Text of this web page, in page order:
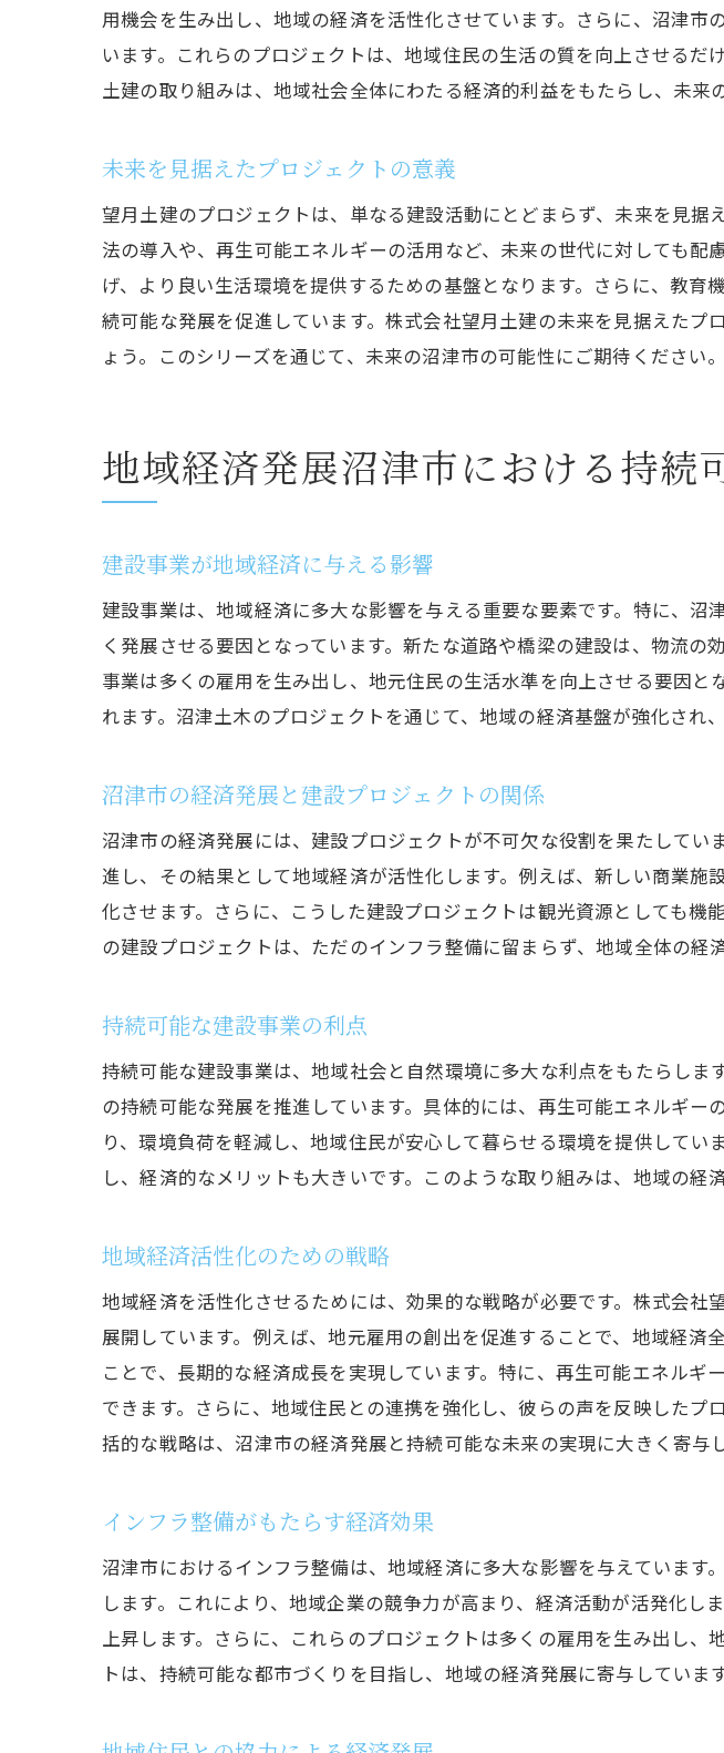
持続可能な都市づくりへの貢
未来を見据えたインフラ整備
地域住民の期待に応えるプロ
経済発展と環境保護のバラン
地域住民の生活向上への寄与
持続可能な都市環境の実現
最新技術がもたらす未来の可
沼津市の未来を形作る取り組み
地域コミュニティとの連携
持続可能な都市づくりのため
環境に優しい都市づくりの実
未来のための持続可能な都市
最新建設技術を駆使株式会社望月
最新建設技術の紹介
地域社会への具体的な影響
革新的技術の活用による効率
持続可能なインフラの構築
地域の未来を切り開く建設技術
用機会を生み出し、地域の経済を活性化させています。さらに、沼津
います。これらのプロジェクトは、地域住民の生活の質を向上させる
土建の取り組みは、地域社会全体にわたる経済的利益をもたらし、未来
未来を見据えたプロジェクトの意義
望月土建のプロジェクトは、単なる建設活動にとどまらず、未来を見
法の導入や、再生可能エネルギーの活用など、未来の世代に対しても
げ、より良い生活環境を提供するための基盤となります。さらに、教
続可能な発展を促進しています。株式会社望月土建の未来を見据えた
ょう。このシリーズを通じて、未来の沼津市の可能性にご期待ください。
地域経済発展沼津市における持続
建設事業が地域経済に与える影響
建設事業は、地域経済に多大な影響を与える重要な要素です。特に、
く発展させる要因となっています。新たな道路や橋梁の建設は、物流
事業は多くの雇用を生み出し、地元住民の生活水準を向上させる要因
れます。沼津土木のプロジェクトを通じて、地域の経済基盤が強化され
沼津市の経済発展と建設プロジェクトの関係
沼津市の経済発展には、建設プロジェクトが不可欠な役割を果たして
進し、その結果として地域経済が活性化します。例えば、新しい商業
化させます。さらに、こうした建設プロジェクトは観光資源としても
の建設プロジェクトは、ただのインフラ整備に留まらず、地域全体の経
持続可能な建設事業の利点
持続可能な建設事業は、地域社会と自然環境に多大な利点をもたらし
の持続可能な発展を推進しています。具体的には、再生可能エネルギ
り、環境負荷を軽減し、地域住民が安心して暮らせる環境を提供して
し、経済的なメリットも大きいです。このような取り組みは、地域の経
地域経済活性化のための戦略
地域経済を活性化させるためには、効果的な戦略が必要です。株式会
展開しています。例えば、地元雇用の創出を促進することで、地域経
ことで、長期的な経済成長を実現しています。特に、再生可能エネル
できます。さらに、地域住民との連携を強化し、彼らの声を反映した
括的な戦略は、沼津市の経済発展と持続可能な未来の実現に大きく寄与し
インフラ整備がもたらす経済効果
沼津市におけるインフラ整備は、地域経済に多大な影響を与えていま
します。これにより、地域企業の競争力が高まり、経済活動が活発化
上昇します。さらに、これらのプロジェクトは多くの雇用を生み出し
トは、持続可能な都市づくりを目指し、地域の経済発展に寄与しています